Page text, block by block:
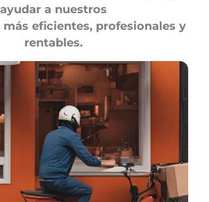
ayudar a nuestros
eficientes, profesionales y
rentables.